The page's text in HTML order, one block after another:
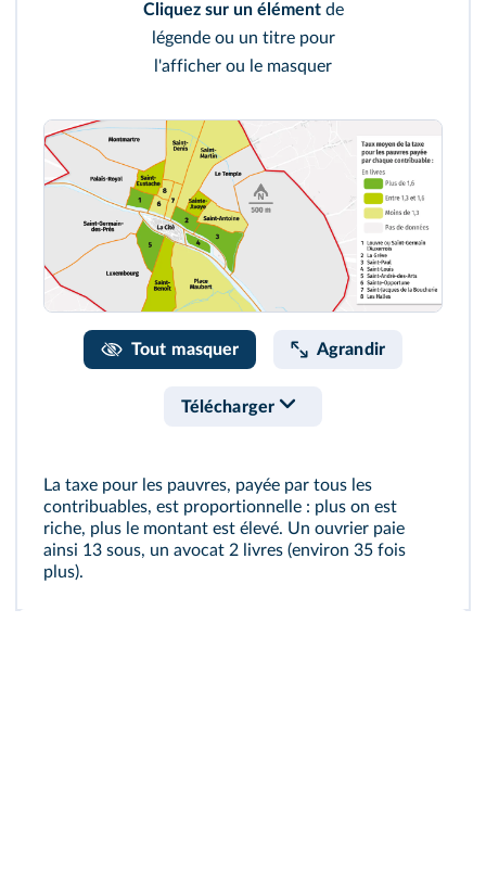
Cliquez sur un élémentde
légende ou un titre pour
l'afficher ou le masquer
Tout masquer Agrandir
Télécharger
La taxe pour les pauvres, payée par tous les
contribuables, est proportionnelle : plus on est
riche, plus le montant est élevé. Un ouvrier paie
ainsi 13 sous, un avocat 2 livres (environ 35 fois
plus).